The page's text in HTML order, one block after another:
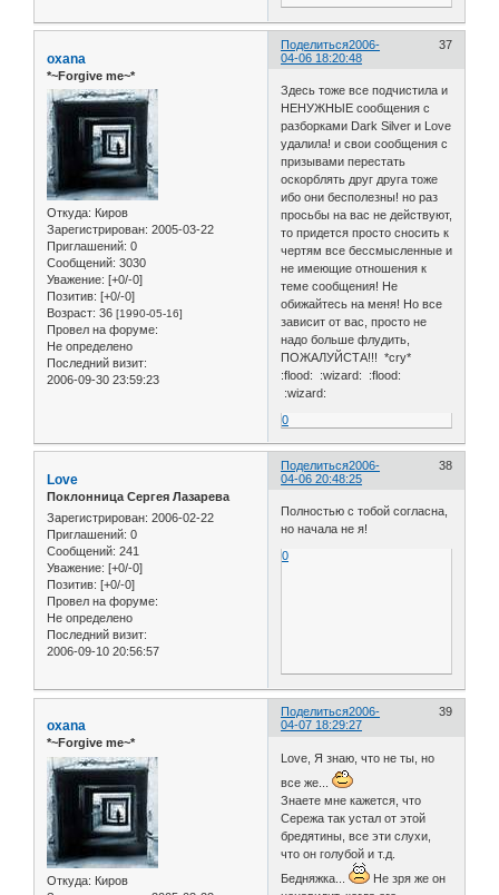
Поделиться 37
2006-
04-06 18:20:48
oxana
*~Forgive me~*
Откуда: Киров
Зарегистрирован: 2005-03-22
Приглашений: 0
Сообщений: 3030
Уважение: [+0/-0]
Позитив: [+0/-0]
Возраст: 36 [1990-05-16]
Провел на форуме:
Не определено
Последний визит:
2006-09-30 23:59:23
Здесь тоже все подчистила и
НЕНУЖНЫЕ сообщения с
разборками Dark Silver и Love
удалила! и свои сообщения с
призывами перестать
оскорблять друг друга тоже
ибо они бесполезны! но раз
просьбы на вас не действуют,
то придется просто сносить к
чертям все бессмысленные и
не имеющие отношения к
теме сообщения! Не
обижайтесь на меня! Но все
зависит от вас, просто не
надо больше флудить,
ПОЖАЛУЙСТА!!! *cry*
:flood: :wizard: :flood:
:wizard:
0
Поделиться 38
2006-
04-06 20:48:25
Love
Поклонница Сергея Лазарева
Зарегистрирован: 2006-02-22
Приглашений: 0
Сообщений: 241
Уважение: [+0/-0]
Позитив: [+0/-0]
Провел на форуме:
Не определено
Последний визит:
2006-09-10 20:56:57
Полностью с тобой согласна,
но начала не я!
0
Поделиться 39
2006-
04-07 18:29:27
oxana
*~Forgive me~*
Откуда: Киров
Love, Я знаю, что не ты, но
все же...
Знаете мне кажется, что
Сережа так устал от этой
бредятины, все эти слухи,
что он голубой и т.д.
Бедняжка...
Не зря же он